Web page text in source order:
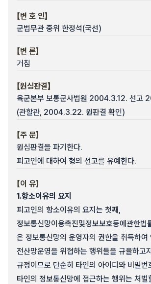
【변 호 인】
군법무관 중위 한정석(국선)
【변 론】
거침
【원심판결】
육군본부 보통군사법원 2004.3.12. 선고
(관할관, 2004.3.22. 원판결 확인)
【주 문】
원심판결을 파기한다.
피고인에 대하여 형의 선고를 유예한다.
【이 유】
1.항소이유의 요지
피고인의 항소이유의 요지는 첫째,
정보통신망이용촉진및정보보호등에관한
은 정보통신망의 운영자의 권한을 취득하여
전산망운영을 위협하는 행위들을 규율하고
규정이므로 단순히 타인의 아이디와 비밀번
타인의 정보통신망에 접근하는 행위는 처벌